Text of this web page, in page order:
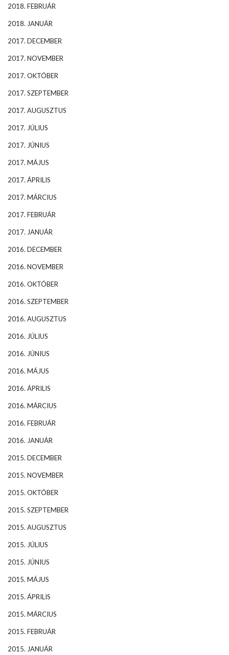
2018. FEBRUÁR
2018. JANUÁR
2017. DECEMBER
2017. NOVEMBER
2017. OKTÓBER
2017. SZEPTEMBER
2017. AUGUSZTUS
2017. JÚLIUS
2017. JÚNIUS
2017. MÁJUS
2017. ÁPRILIS
2017. MÁRCIUS
2017. FEBRUÁR
2017. JANUÁR
2016. DECEMBER
2016. NOVEMBER
2016. OKTÓBER
2016. SZEPTEMBER
2016. AUGUSZTUS
2016. JÚLIUS
2016. JÚNIUS
2016. MÁJUS
2016. ÁPRILIS
2016. MÁRCIUS
2016. FEBRUÁR
2016. JANUÁR
2015. DECEMBER
2015. NOVEMBER
2015. OKTÓBER
2015. SZEPTEMBER
2015. AUGUSZTUS
2015. JÚLIUS
2015. JÚNIUS
2015. MÁJUS
2015. ÁPRILIS
2015. MÁRCIUS
2015. FEBRUÁR
2015. JANUÁR